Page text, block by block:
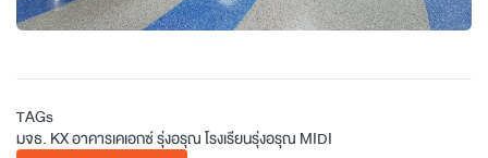
TAGs
มจธ. KXอาคารเคเอกซ์รุ่งอรุณโรงเรียนรุ่งอรุณ MIDI